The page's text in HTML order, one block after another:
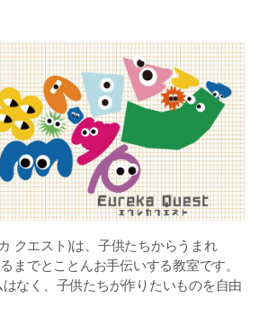
クエスト)は、子供たちからうまれ
までとことんお手伝いする教室です。
なく、子供たちが作りたいものを自由
具を使って思い思いに制作できる場所